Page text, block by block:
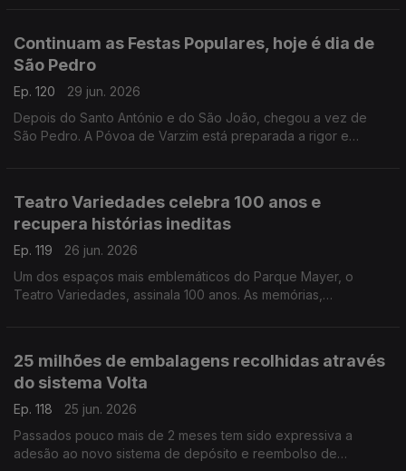
Continuam as Festas Populares, hoje é dia de
São Pedro
Ep. 120
29 jun. 2026
Depois do Santo António e do São João, chegou a vez de
São Pedro. A Póvoa de Varzim está preparada a rigor e
Teatro Variedades celebra 100 anos e
recupera histórias ineditas
Ep. 119
26 jun. 2026
Um dos espaços mais emblemáticos do Parque Mayer, o
Teatro Variedades, assinala 100 anos. As memórias,
25 milhões de embalagens recolhidas através
do sistema Volta
Ep. 118
25 jun. 2026
Passados pouco mais de 2 meses tem sido expressiva a
adesão ao novo sistema de depósito e reembolso de